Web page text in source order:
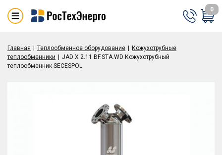
0
Главная Теплообменное оборудование
Кожухотрубные
теплообменники
JAD X 2.11 BF.STA.WD Кожухотрубный
теплообменник SECESPOL